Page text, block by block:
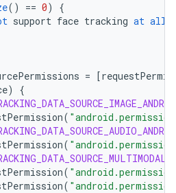
() == 0)
{
support face tracking at all
= [
)
{
(
(
(
(